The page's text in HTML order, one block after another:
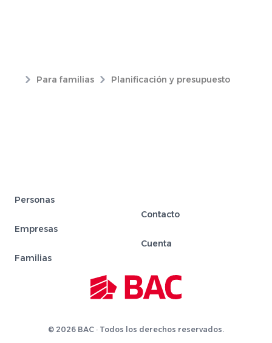
Para familias Planificación y presupuesto
Personas
Empresas
Familias
Contacto
Cuenta
© 2026 BAC · Todos los derechos reservados.